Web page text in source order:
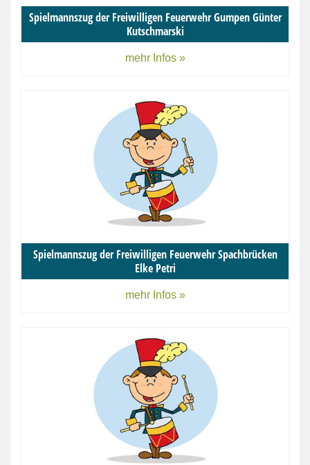
Spielmannszug der Freiwilligen Feuerwehr Gumpen Günter
Kutschmarski
mehr Infos »
Spielmannszug der Freiwilligen Feuerwehr Spachbrücken
Elke Petri
mehr Infos »